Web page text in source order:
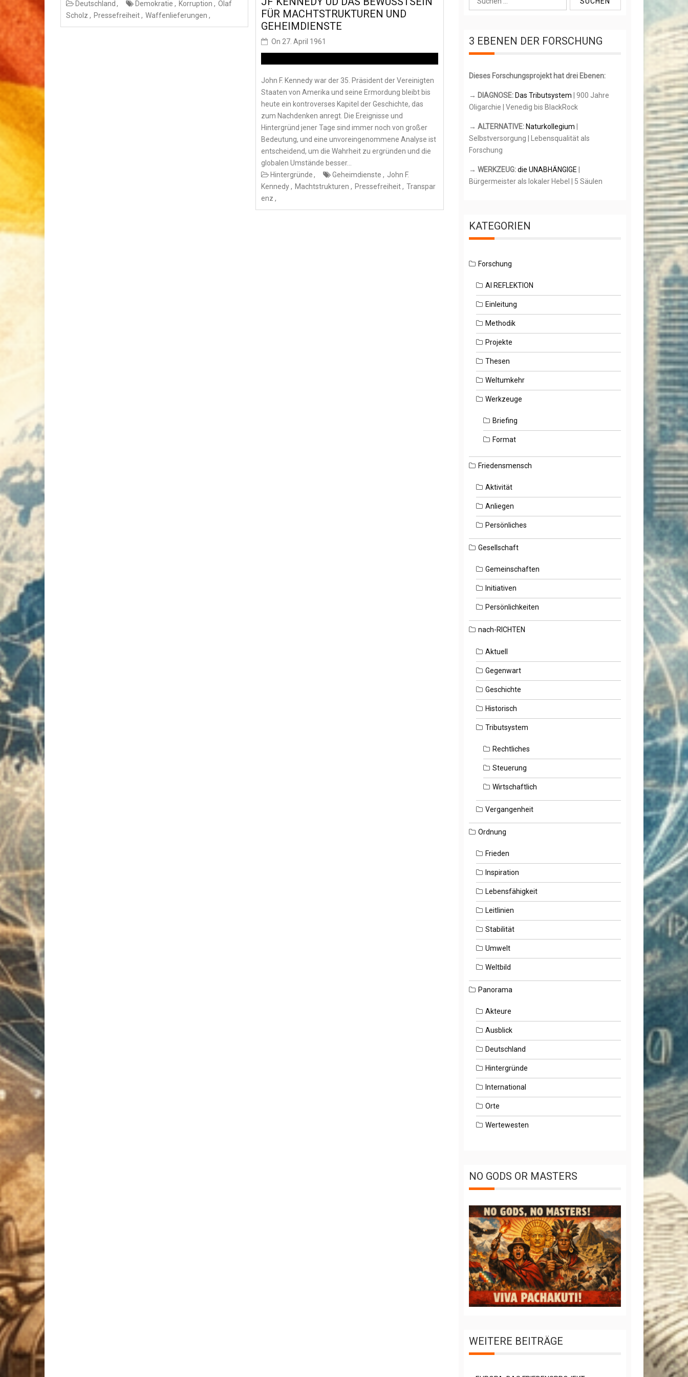
Deutschland Demokratie Korruption
Olaf
Scholz
Pressefreiheit Waffenlieferungen
FÜR MACHTSTRUKTUREN UND
GEHEIMDIENSTE
On27. April 1961
John F. Kennedy war der 35. Präsident der Vereinigten
Staaten von Amerika und seine Ermordung bleibt bis
heute ein kontroverses Kapitel der Geschichte, das
zum Nachdenken anregt. Die Ereignisse und
Hintergründ jener Tage sind immer noch von großer
Bedeutung, und eine unvoreingenommene Analyse ist
entscheidend, um die Wahrheit zu ergründen und die
globalen Umstände besser…
Hintergründe
Geheimdienste
John F.
Kennedy
Machtstrukturen Pressefreiheit
Transpar
enz
u
e
n
a
h
3 EBENEN DER FORSCHUNG
Dieses Forschungsprojekt hat drei Ebenen:
→ DIAGNOSE: Das Tributsystem | 900 Jahre
Oligarchie | Venedig bis BlackRock
→ ALTERNATIVE: Naturkollegium
Selbstversorgung | Lebensqualität als
Forschung
→ WERKZEUG: die UNABHÄNGIGE
Bürgermeister als lokaler Hebel | 5 Säulen
KATEGORIEN
Forschung
AI REFLEKTION
Einleitung
Methodik
Projekte
Thesen
Weltumkehr
Werkzeuge
Briefing
Format
Friedensmensch
Aktivität
Anliegen
Persönliches
Gesellschaft
Gemeinschaften
Initiativen
Persönlichkeiten
nach-RICHTEN
Aktuell
Gegenwart
Geschichte
Historisch
Tributsystem
Rechtliches
Steuerung
Wirtschaftlich
Vergangenheit
Ordnung
Frieden
Inspiration
Lebensfähigkeit
Leitlinien
Stabilität
Umwelt
Weltbild
Panorama
Akteure
Ausblick
Deutschland
Hintergründe
International
Orte
Wertewesten
NO GODS OR MASTERS
WEITERE BEITRÄGE